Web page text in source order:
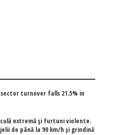
turnover falls 21.5% in
extremă și furtuni violente.
de până la 90 km/h și grindină